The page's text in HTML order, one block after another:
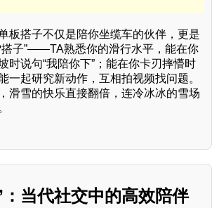
板搭子不仅是陪你坐缆车的伙伴，更是
搭子”——TA熟悉你的滑行水平，能在你
时说句“我陪你下”；能在你卡刃摔懵时
一起研究新动作，互相拍视频找问题。
滑雪的快乐直接翻倍，连冷冰冰的雪场
：当代社交中的高效陪伴